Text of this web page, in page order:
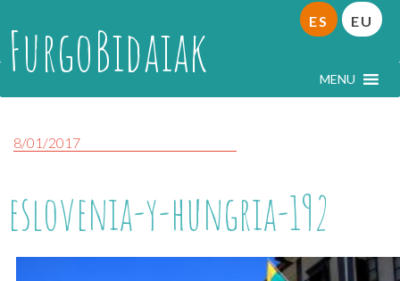
FurgoBidaiak MENU
ES EU
8/01/2017
eslovenia-y-hungria-192